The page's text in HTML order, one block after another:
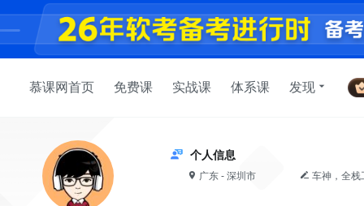
慕课网首页 免费课 实战课 体系课 发现
个人信息
广东 - 深圳市